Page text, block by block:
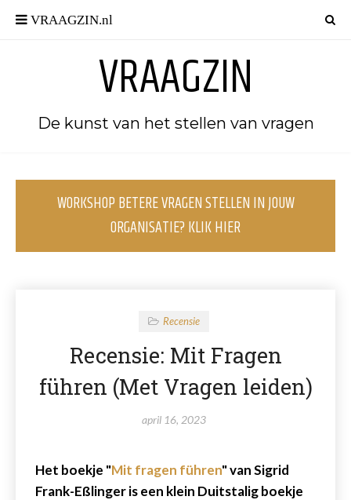
VRAAGZIN
De kunst van het stellen van vragen
WORKSHOP BETERE VRAGEN STELLEN IN JOUW
ORGANISATIE? KLIK HIER
Recensie
Recensie: Mit Fragen
führen (Met Vragen leiden)
april 16, 2023
Het boekje "Mit fragen führen" van Sigrid
Frank-Eßlinger is een klein Duitstalig boekje